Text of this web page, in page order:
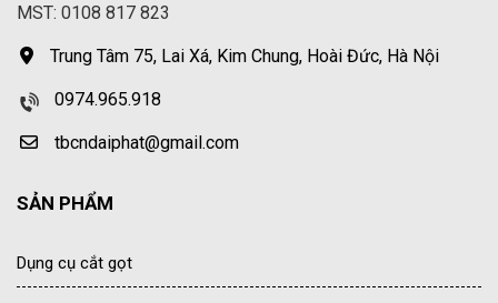
MST: 0108 817 823
Trung Tâm 75, Lai Xá, Kim Chung, Hoài Đức, Hà Nội
0974.965.918
tbcndaiphat@gmail.com
SẢN PHẨM
Dụng cụ cắt gọt